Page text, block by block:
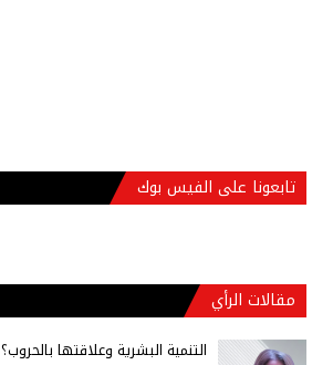
تابعونا على الفيس بوك
مقالات الرأي
التنمية البشرية وعلاقتها بالحروب؟